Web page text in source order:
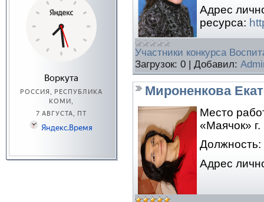
Адрес
ресурса:
Участники конкурса
Загрузок: 0 | Добавил:
Мироненкова
Место
«Маячок»
Должность:
Адрес